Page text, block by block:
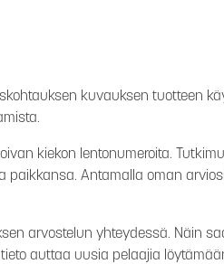
kuvauksen tuotteen
kiekon lentonumeroita.
Antamalla oman
arvostelun yhteydessä. Näin
auttaa uusia pelaajia